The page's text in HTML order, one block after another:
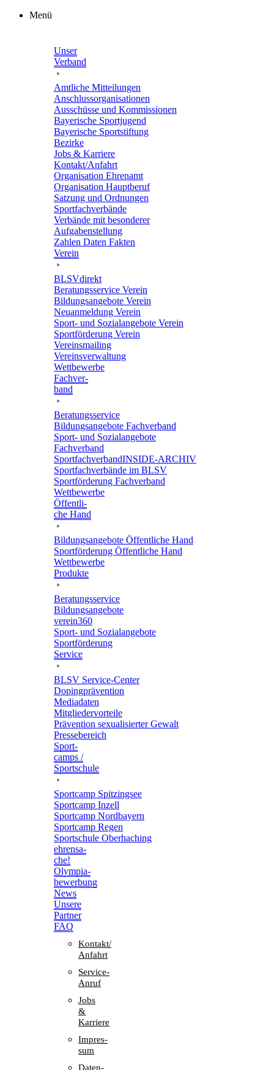
Zum
Menü
Unser
Verband
Amtli­che Mitteilungen
Anschluss­or­ga­ni­sa­tio­nen
Ausschüsse und Kommissionen
Baye­ri­sche Sportjugend
Baye­ri­sche Sportstiftung
Bezirke
Jobs & Karriere
Kontakt/​​Anfahrt
Orga­ni­sa­tion Ehrenamt
Orga­ni­sa­tion Hauptberuf
Satzung und Ordnungen
Sport­fach­ver­bände
Verbände mit beson­de­rer
Aufgabenstellung
Zahlen Daten Fakten
Verein
BLSVdi­rekt
Bera­tungs­ser­vice Verein
Bildungs­an­ge­bote Verein
Neuan­mel­dung Verein
Sport- und Sozi­al­an­ge­bote Verein
Sport­för­de­rung Verein
Vereins­mai­ling
Vereins­ver­wal­tung
Wett­be­werbe
Fach­ver­
band
Bera­tungs­ser­vice
Bildungs­an­ge­bote Fachverband
Sport- und Sozi­al­an­ge­bote
Fachverband
Sport­fach­ver­ban­d­IN­SIDE-ARCHIV
Sport­fach­ver­bände im BLSV
Sport­för­de­rung Fachverband
Wett­be­werbe
Öffent­li­
che Hand
Bildungs­an­ge­bote Öffent­li­che Hand
Sport­för­de­rung Öffent­li­che Hand
Wett­be­werbe
Produkte
Bera­tungs­ser­vice
Bildungs­an­ge­bote
verein360
Sport- und Sozialangebote
Sport­för­de­rung
Service
BLSV Service-Center
Doping­prä­ven­tion
Media­da­ten
Mitglie­der­vor­teile
Präven­tion sexua­li­sier­ter Gewalt
Pres­se­be­reich
Sport­
camps /
Sportschule
Sport­camp Spitzingsee
Sport­camp Inzell
Sport­camp Nordbayern
Sport­camp Regen
Sport­schule Oberhaching
ehren­sa­
che!
Olym­pia­
be­wer­bung
News
Unsere
Part­ner
FAQ
Kontakt/​​
Anfahrt
Service-
Anruf
Jobs
&
Karriere
Impres­
sum
Daten­